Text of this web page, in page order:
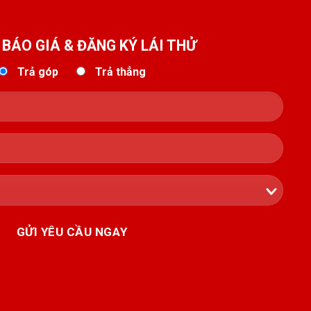
GIÁ & ĐĂNG KÝ LÁI THỬ
Trả góp Trả thẳng